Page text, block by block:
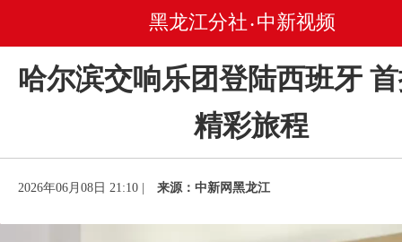
黑龙江分社 • 中新视频
哈尔滨交响乐团登陆西班牙
精彩旅程
2026年06月08日 21:10 | 来源：中新网黑龙江